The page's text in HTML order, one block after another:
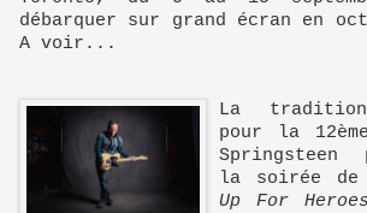
débarquer sur grand écran en
A voir...
La
pour la
la soirée
Up For Heroes